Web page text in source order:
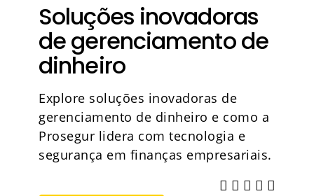
Soluções inovadoras
de gerenciamento de
dinheiro
Explore soluções inovadoras de
gerenciamento de dinheiro e como a
Prosegur lidera com tecnologia e
segurança em finanças empresariais.